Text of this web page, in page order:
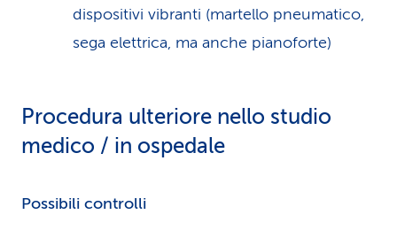
dispositivi vibranti (martello pneumatico,
sega elettrica, ma anche pianoforte)
Procedura ulteriore nello studio
medico / in ospedale
Possibili controlli